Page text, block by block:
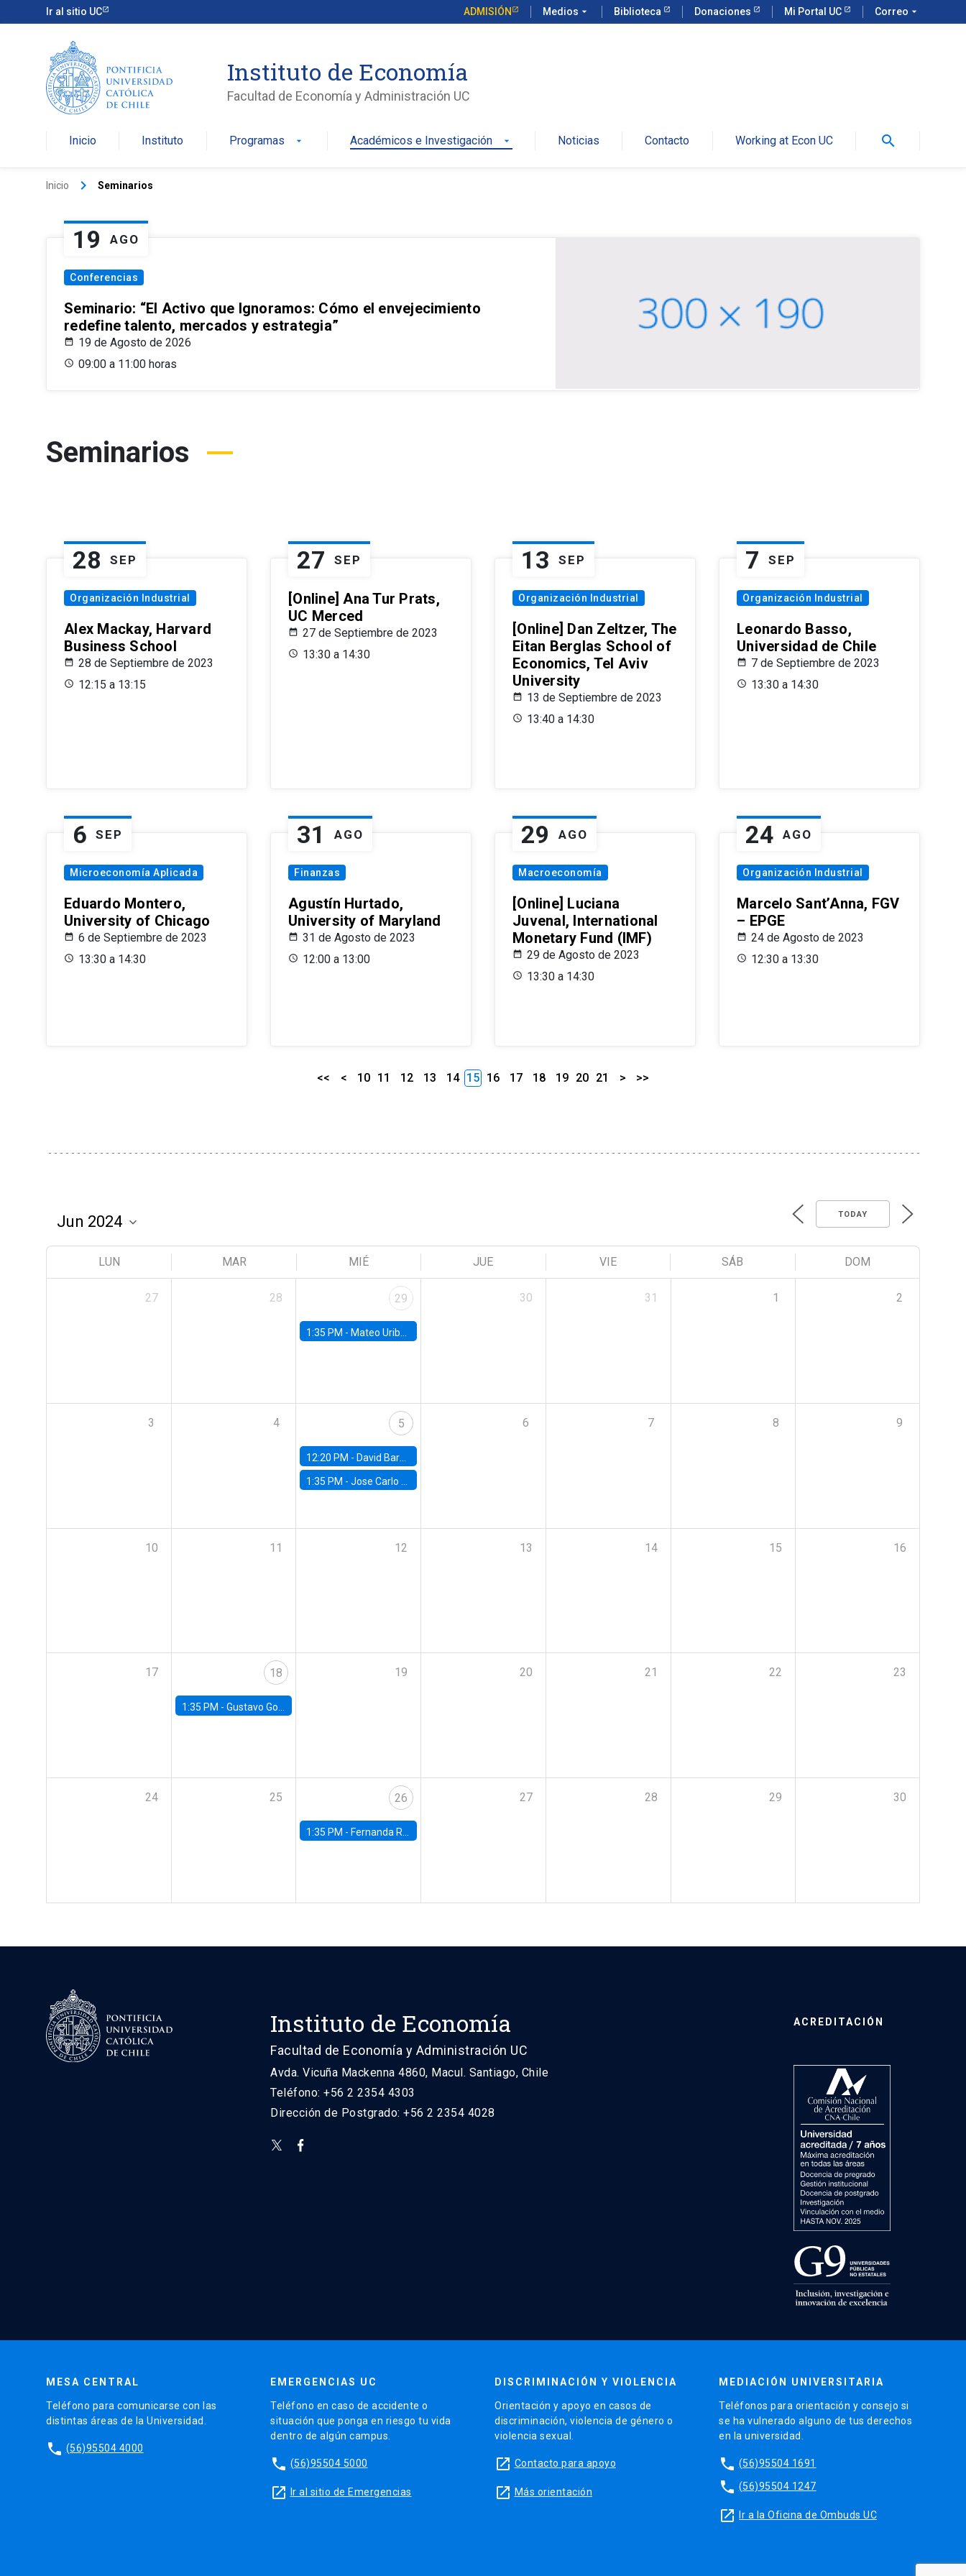
Ir al sitio UC ADMISIÓN Medios arrow_drop_down Biblioteca Donaciones Mi Portal UC Correo arrow_drop_down
Instituto de Economía
Facultad de Economía y Administración UC
Inicio Instituto Programas arrow_drop_down Académicos e Investigación arrow_drop_down Noticias Contacto Working at Econ UC search
Inicio keyboard_arrow_right Seminarios
19 AGO
Conferencias
Seminario: “El Activo que Ignoramos: Cómo el envejecimiento
redefine talento, mercados y estrategia”
19 de Agosto de 2026
09:00 a 11:00 horas
Seminarios
28 SEP
Organización Industrial
Alex Mackay, Harvard
Business School
28 de Septiembre de 2023
12:15 a 13:15
27 SEP
[Online] Ana Tur Prats,
UC Merced
27 de Septiembre de 2023
13:30 a 14:30
13 SEP
Organización Industrial
[Online] Dan Zeltzer, The
Eitan Berglas School of
Economics, Tel Aviv
University
13 de Septiembre de 2023
13:40 a 14:30
7 SEP
Organización Industrial
Leonardo Basso,
Universidad de Chile
7 de Septiembre de 2023
13:30 a 14:30
6 SEP
Microeconomía Aplicada
Eduardo Montero,
University of Chicago
6 de Septiembre de 2023
13:30 a 14:30
31 AGO
Finanzas
Agustín Hurtado,
University of Maryland
31 de Agosto de 2023
12:00 a 13:00
29 AGO
Macroeconomía
[Online] Luciana
Juvenal, International
Monetary Fund (IMF)
29 de Agosto de 2023
13:30 a 14:30
24 AGO
Organización Industrial
Marcelo Sant’Anna, FGV
– EPGE
24 de Agosto de 2023
12:30 a 13:30
<< < 10 11 12 13 14 15 16 17 18 19 20 21 > >>
TODAY
LUN MAR MIÉ JUE VIE SÁB DOM
27 28 29
1:35 PM - Mateo Uribe-Castro, Universidad de los Andes (Colombia)
30 31 1 2
3 4 5
12:20 PM - David Bardey, Universidad de los Andes - CEDE
1:35 PM -Jose Carlo Bermudez, UC (ME) & World Bank
6 7 8 9
10 11 12 13 14 15 16
17 18
1:35 PM - Gustavo González, Banco Central de Chile
19 20 21 22 23
24 25 26
1:35 PM - Fernanda Rojas Ampuero, University of Wisconsin-Madison
27 28 29 30
Instituto de Economía
Facultad de Economía y Administración UC
Avda. Vicuña Mackenna 4860, Macul. Santiago, Chile
Teléfono: +56 2 2354 4303
Dirección de Postgrado: +56 2 2354 4028
ACREDITACIÓN
MESA CENTRAL
Teléfono para comunicarse con las
distintas áreas de la Universidad.
phone (56)95504 4000
EMERGENCIAS UC
Teléfono en caso de accidente o
situación que ponga en riesgo tu vida
dentro de algún campus.
phone (56)95504 5000
launch Ir al sitio de Emergencias
DISCRIMINACIÓN Y VIOLENCIA
Orientación y apoyo en casos de
discriminación, violencia de género o
violencia sexual.
launch Contacto para apoyo
launch Más orientación
MEDIACIÓN UNIVERSITARIA
Teléfonos para orientación y consejo si
se ha vulnerado alguno de tus derechos
en la universidad.
phone (56)95504 1691
phone (56)95504 1247
launch Ir a la Oficina de Ombuds UC